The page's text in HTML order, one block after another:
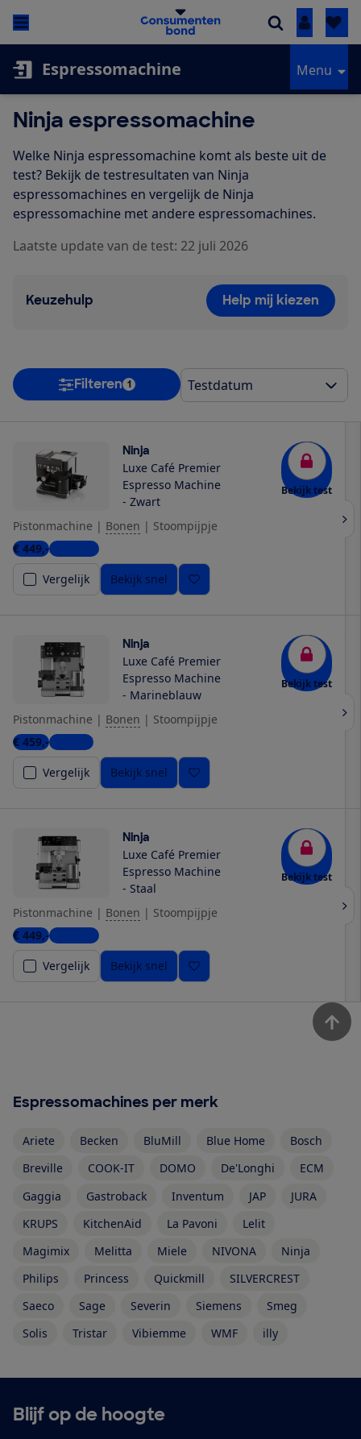
Inloggen
Espressomachine Menu
Ninja espressomachine
Welke Ninja espressomachine komt als beste uit de
test? Bekijk de testresultaten van Ninja
espressomachines en vergelijk de Ninja
espressomachine met andere espressomachines.
Laatste update van de test: 22 juli 2026
Keuzehulp Help mij kiezen
Filteren 1
Ninja
Luxe Café Premier
Espresso Machine
- Zwart
Bekijk test
Pistonmachine | Bonen | Stoompijpje
€ 449,-2 winkels
Vergelijk
Bekijk snel
Ninja
Luxe Café Premier
Espresso Machine
- Marineblauw
Bekijk test
Pistonmachine | Bonen | Stoompijpje
€ 459,-1 winkel
Vergelijk
Bekijk snel
Ninja
Luxe Café Premier
Espresso Machine
- Staal
Bekijk test
Pistonmachine | Bonen | Stoompijpje
€ 449,-4 winkels
Vergelijk
Bekijk snel
Espressomachines per merk
Ariete Becken BluMill Blue Home
Bosch
Breville
COOK-IT DOMO De'Longhi
ECM
Gaggia
Gastroback Inventum JAP
JURA
KRUPS
KitchenAid La Pavoni
Lelit
Magimix
Melitta Miele NIVONA
Ninja
Philips
Princess Quickmill
SILVERCREST
Saeco
Sage Severin Siemens
Smeg
Solis
Tristar Vibiemme WMF illy
Blijf op de hoogte